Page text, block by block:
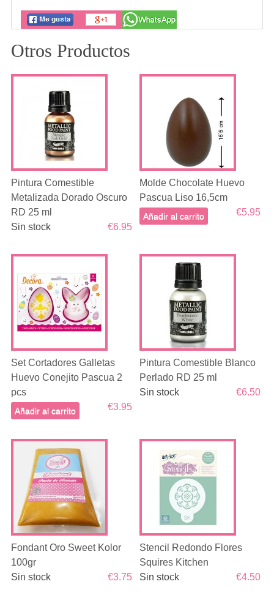
Otros Productos
Pintura Comestible
Metalizada Dorado Oscuro
RD 25 ml
€6.95
Sin stock
Molde Chocolate Huevo
Pascua Liso 16,5cm
€5.95
Añadir al carrito
Set Cortadores Galletas
Huevo Conejito Pascua 2
pcs
€3.95
Añadir al carrito
Pintura Comestible Blanco
Perlado RD 25 ml
€6.50
Sin stock
Fondant Oro Sweet Kolor
100gr
€3.75
Sin stock
Stencil Redondo Flores
Squires Kitchen
€4.50
Sin stock